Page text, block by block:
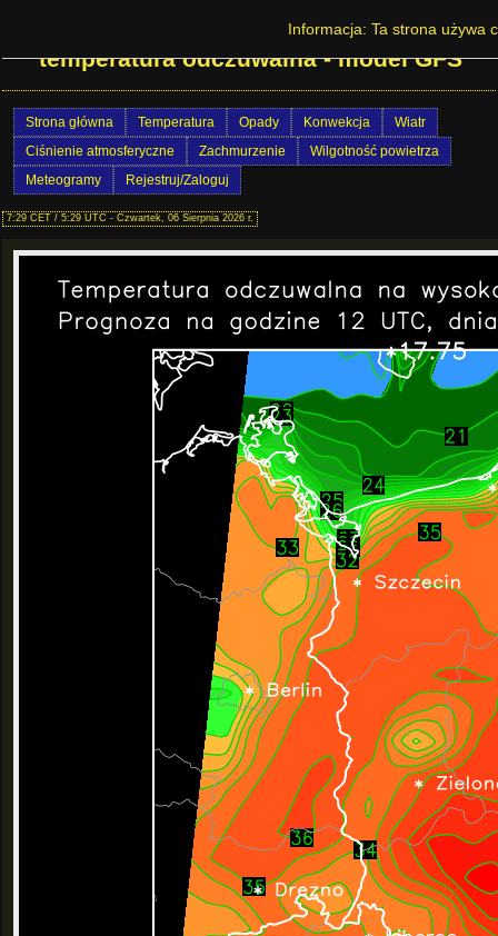
Prognoza pogody w Polsce - Wind chill -
temperatura odczuwalna - model GFS
Strona główna Temperatura Opady Konwekcja
Wiatr
Ciśnienie atmosferyczne
Zachmurzenie
Wilgotność powietrza
Meteogramy
Rejestruj/Zaloguj
7:29 CET / 5:29 UTC - Czwartek, 06 Sierpnia 2026 r.
Informacja: Ta strona używa